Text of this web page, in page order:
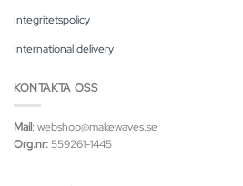
Integritetspolicy
International delivery
KONTAKTA OSS
Mail: webshop@makewaves.se
Org.nr: 559261-1445